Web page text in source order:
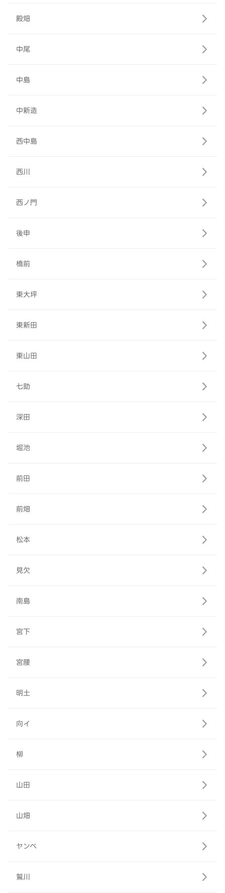
殿畑
中尾
中島
中新造
西中島
西川
西ノ門
後申
橋前
東大坪
東新田
東山田
七助
深田
堀池
前田
前畑
松本
見欠
南島
宮下
宮腰
明土
向イ
柳
山田
山畑
ヤンベ
鷲川